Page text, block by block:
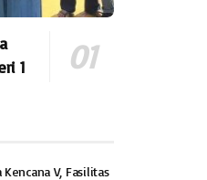
1
V, Fasilitas